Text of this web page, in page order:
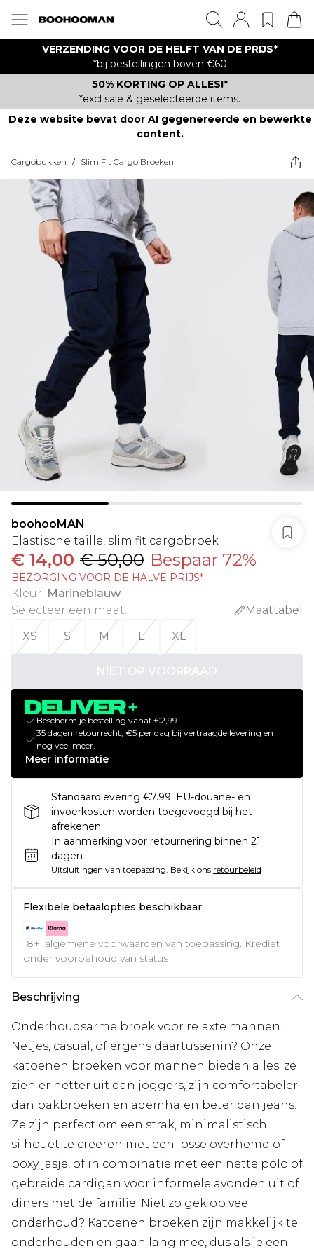
VERZENDING VOOR DE HELFT VAN DE PRIJS*
*bij bestellingen boven €60
50% KORTING OP ALLES!*
*excl sale & geselecteerde items.
Deze website bevat door AI gegenereerde en bewerkte
content.
Cargobukken / Slim Fit Cargo Broeken
boohooMAN
Elastische taille, slim fit cargobroek
€ 14,00 € 50,00 Bespaar 72%
BEZORGING VOOR DE HALVE PRIJS*
Kleur: Marineblauw
Selecteer een maat:
Maattabel
XS
S M L XL
NIET OP VOORRAAD
Bescherm je bestelling vanaf €2,99.
35 dagen retourrecht, €5 per dag bij vertraagde levering en
nog veel meer.
Meer informatie
Standaardlevering €7.99. EU-douane- en
invoerkosten worden toegevoegd bij het
afrekenen
In aanmerking voor retournering binnen 21
dagen
Uitsluitingen van toepassing. Bekijk ons retourbeleid
Flexibele betaalopties beschikbaar
18+, algemene voorwaarden van toepassing. Krediet
onder voorbehoud van status
Beschrijving
Onderhoudsarme broek voor relaxte mannen.
Netjes, casual, of ergens daartussenin? Onze
katoenen broeken voor mannen bieden alles: ze
zien er netter uit dan joggers, zijn comfortabeler
dan pakbroeken en ademhalen beter dan jeans.
Ze zijn perfect om een strak, minimalistisch
silhouet te creëren met een losse overhemd of
boxy jasje, of in combinatie met een nette polo of
gebreide cardigan voor informele avonden uit of
diners met de familie. Niet zo gek op veel
onderhoud? Katoenen broeken zijn makkelijk te
onderhouden en gaan lang mee, dus als je een